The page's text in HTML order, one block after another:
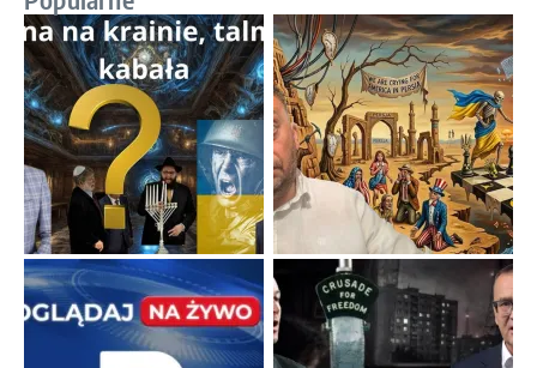
Ekspresowy kurs zbawienia z rodzinną katastrofą